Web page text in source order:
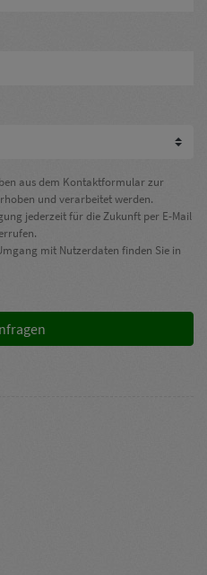
aus dem Kontaktformular zur
und verarbeitet werden.
jederzeit für die Zukunft per E-Mail
mit Nutzerdaten finden Sie in